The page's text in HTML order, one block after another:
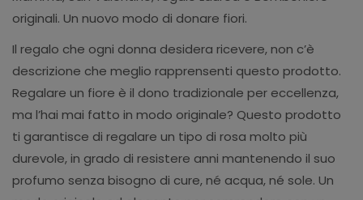
originali. Un nuovo modo di donare fiori.
Il regalo che ogni donna desidera ricevere, non c’è
descrizione che meglio rapprensenti questo prodotto.
Regalare un fiore è il dono tradizionale per eccellenza,
ma l’hai mai fatto in modo originale? Questo prodotto
ti garantisce di regalare un tipo di rosa molto più
durevole, in grado di resistere anni mantenendo il suo
profumo senza bisogno di cure, né acqua, né sole. Un